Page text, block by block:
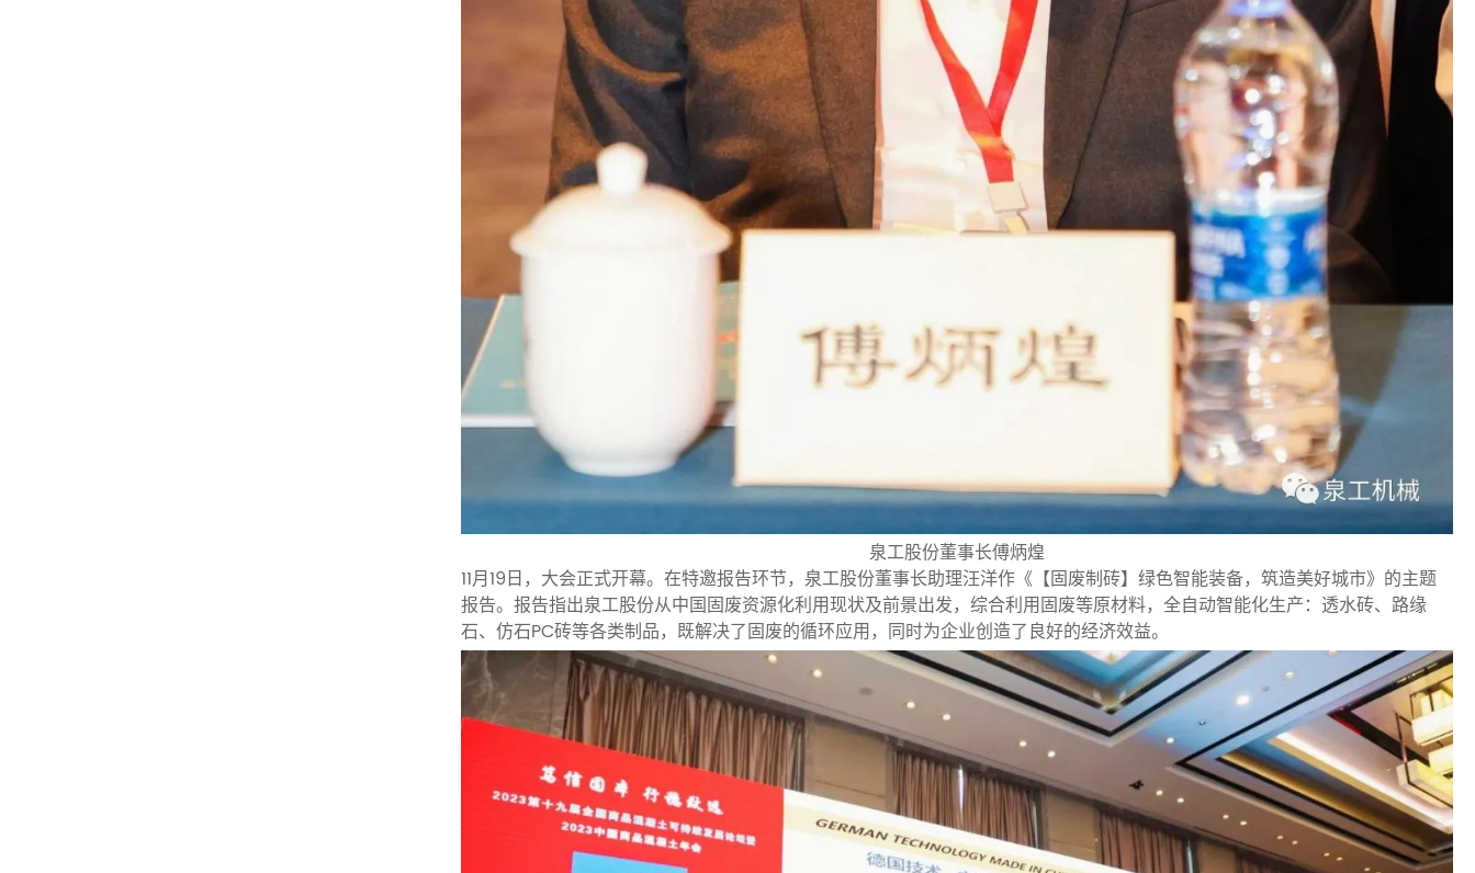
泉工股份董事长傅炳煌
11月19日，大会正式开幕。在特邀报告环节，泉工股份董事长助理汪洋作《【固废制砖】绿色智能装备，筑造美好城市》的主题
报告。报告指出泉工股份从中国固废资源化利用现状及前景出发，综合利用固废等原材料，全自动智能化生产：透水砖、路缘
石、仿石PC砖等各类制品，既解决了固废的循环应用，同时为企业创造了良好的经济效益。